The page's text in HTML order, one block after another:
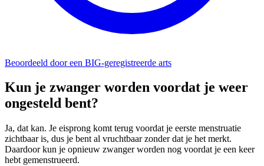
Beoordeeld door een BIG-geregistreerde arts
Kun je zwanger worden voordat je weer
ongesteld bent?
Ja, dat kan. Je eisprong komt terug voordat je eerste menstruatie
zichtbaar is, dus je bent al vruchtbaar zonder dat je het merkt.
Daardoor kun je opnieuw zwanger worden nog voordat je een keer
hebt gemenstrueerd.